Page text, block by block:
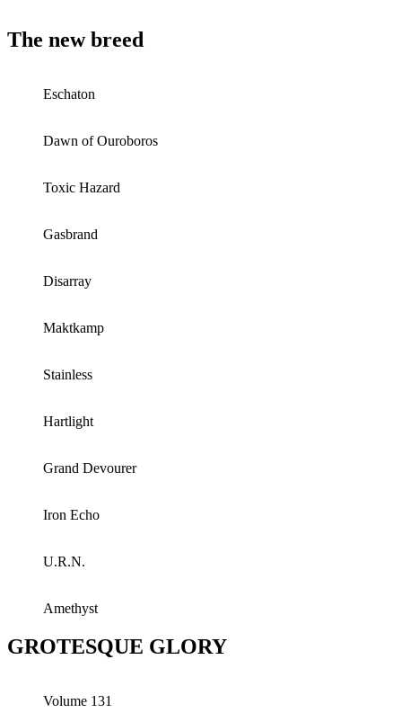
The new breed
Eschaton
Dawn of Ouroboros
Toxic Hazard
Gasbrand
Disarray
Maktkamp
Stainless
Hartlight
Grand Devourer
Iron Echo
U.R.N.
Amethyst
GROTESQUE GLORY
Volume 131